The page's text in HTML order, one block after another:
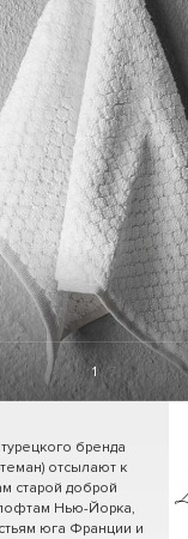
1 / 7
бренда
отсылают к
старой доброй
Нью-Йорка,
юга Франции и